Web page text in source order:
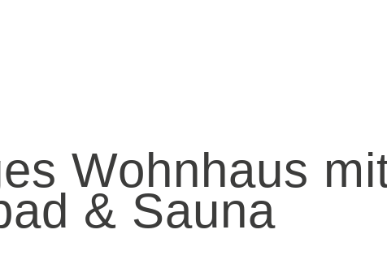
Wohnhaus
& Sauna